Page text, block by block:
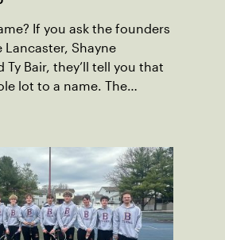
If you ask the founders
Shayne
Ty Bair, they’ll tell you that
lot to a name. The